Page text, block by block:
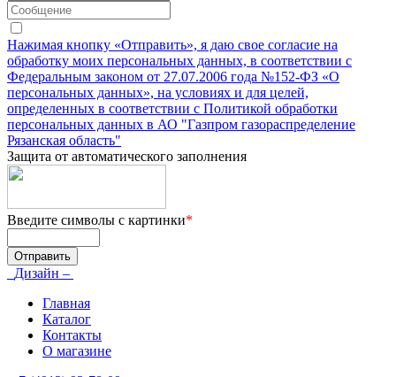
Нажимая кнопку «Отправить», я даю свое согласие на
обработку моих персональных данных, в соответствии с
Федеральным законом от 27.07.2006 года №152-ФЗ «О
персональных данных», на условиях и для целей,
определенных в соответствии с Политикой обработки
персональных данных в АО "Газпром газораспределение
Рязанская область"
Защита от автоматического заполнения
Введите символы с картинки*
Дизайн –
Главная
Каталог
Контакты
О магазине